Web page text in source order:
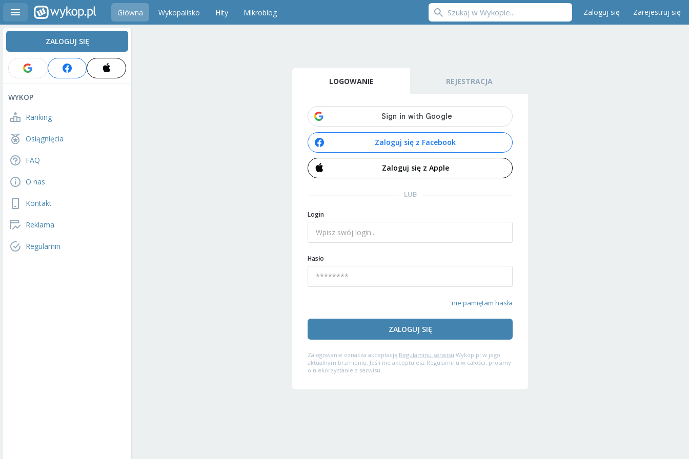
Główna Wykopalisko Hity Mikroblog Zaloguj się Zarejestruj się
ZALOGUJ SIĘ
WYKOP
Ranking
Osiągnięcia
FAQ
O nas
Kontakt
Reklama
Regulamin
LOGOWANIE REJESTRACJA
Zaloguj się z Facebook
Zaloguj się z Apple
LUB
Login
Hasło
nie pamiętam hasła
ZALOGUJ SIĘ
Zalogowanie oznacza akceptację Regulaminu serwisu Wykop.pl w jego
aktualnym brzmieniu. Jeśli nie akceptujesz Regulaminu w całości, prosimy
o niekorzystanie z serwisu.